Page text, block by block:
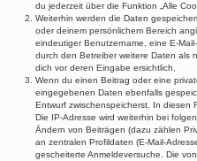
du jederzeit über die Funktion „Alle
Weiterhin werden die Daten
oder deinem persönlichem Bereich
eindeutiger Benutzername, eine E-
durch den Betreiber weitere Daten als
dich vor deren Eingabe ersichtlich.
Wenn du einen Beitrag oder eine
eingegebenen Daten ebenfalls
Entwurf zwischenspeicherst. In diesen
Die IP-Adresse wird weiterhin bei
Ändern von Beiträgen (dazu zählen
an zentralen Profildaten (E-Mail-
gescheiterte Anmeldeversuche. Die